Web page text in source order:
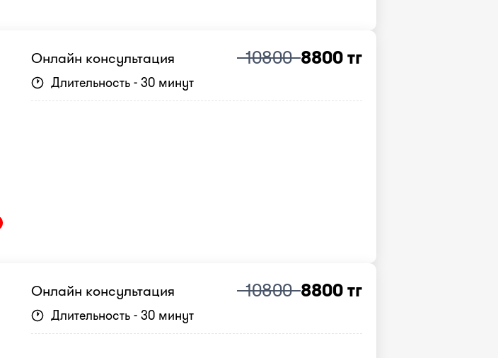
Онлайн консультация 108008800 тг
Длительность - 30 минут
Онлайн консультация 108008800 тг
Длительность - 30 минут